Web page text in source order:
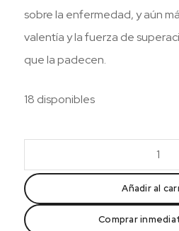
sobre la enfermedad, y aún
valentía y la fuerza de
que la padecen.
18 disponibles
centímetros
(Cas)
cantidad
Añadir al
Comprar